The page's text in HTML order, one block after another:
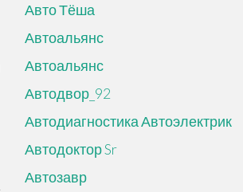
Авто Тёша
Автоальянс
Автоальянс
Автодвор_92
Автодиагностика Автоэлектрик
Автодоктор Sr
Автозавр